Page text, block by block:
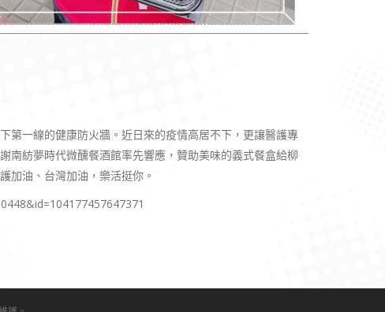
第一線的健康防火牆。近日來的疫情高居不下，更讓醫護專
南紡夢時代微醺餐酒館率先響應，贊助美味的義式餐盒給柳
加油、台灣加油，樂活挺你。